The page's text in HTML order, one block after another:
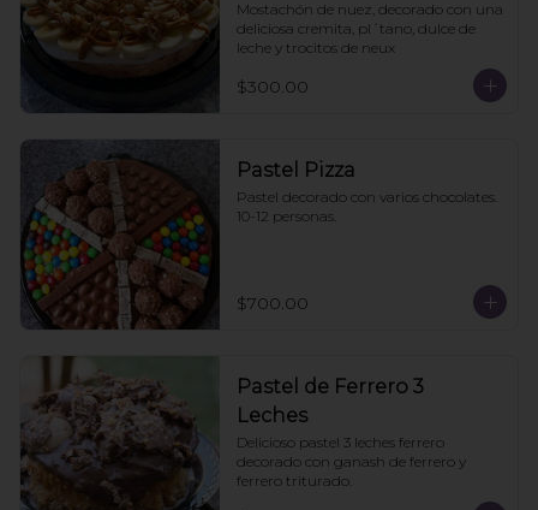
Mostachón de nuez, decorado con una
deliciosa cremita, pl´tano, dulce de
leche y trocitos de neux
$300.00
Pastel Pizza
Pastel decorado con varios chocolates.
10-12 personas.
$700.00
Pastel de Ferrero 3
Leches
Delicioso pastel 3 leches ferrero
decorado con ganash de ferrero y
ferrero triturado.